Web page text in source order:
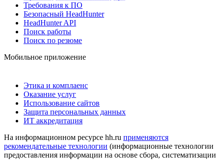
Требования к ПО
Безопасный HeadHunter
HeadHunter API
Поиск работы
Поиск по резюме
Мобильное приложение
Этика и комплаенс
Оказание услуг
Использование сайтов
Защита персональных данных
ИТ аккредитация
На информационном ресурсе hh.ru применяются
рекомендательные технологии (информационные технологии
предоставления информации на основе сбора, систематизации